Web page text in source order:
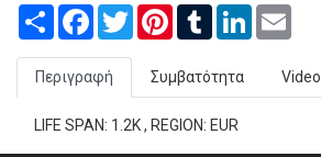
Share Facebook
TwitterPinterestTumblrLinkedIn
Περιγραφή Συμβατότητα Video
LIFE SPAN: 1.2K , REGION: EUR